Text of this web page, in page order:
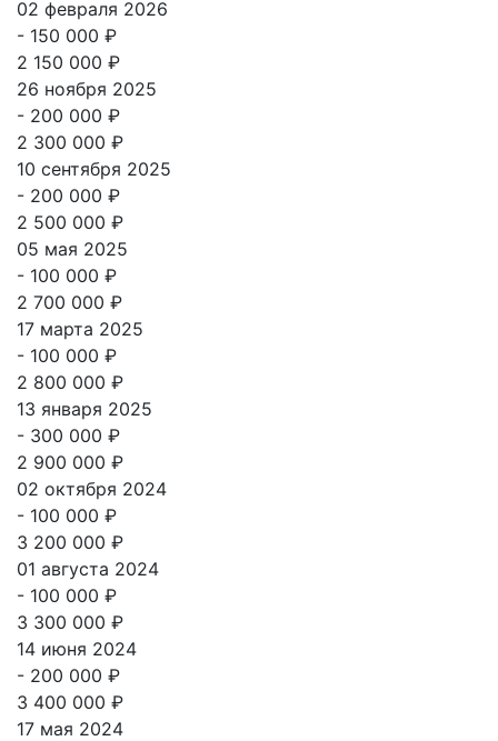
02 февраля 2026
- 150 000 ₽
2 150 000 ₽
26 ноября 2025
- 200 000 ₽
2 300 000 ₽
10 сентября 2025
- 200 000 ₽
2 500 000 ₽
05 мая 2025
- 100 000 ₽
2 700 000 ₽
17 марта 2025
- 100 000 ₽
2 800 000 ₽
13 января 2025
- 300 000 ₽
2 900 000 ₽
02 октября 2024
- 100 000 ₽
3 200 000 ₽
01 августа 2024
- 100 000 ₽
3 300 000 ₽
14 июня 2024
- 200 000 ₽
3 400 000 ₽
17 мая 2024